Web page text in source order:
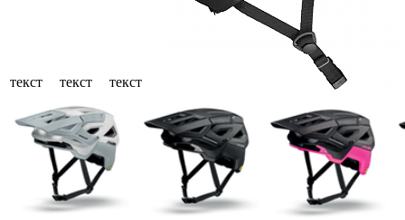
текст текст текст